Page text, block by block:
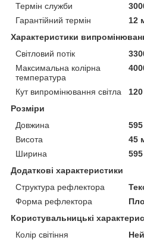
Термін служби
Гарантійний термін
12
Характеристики
Світловий потік
Максимальна колірна
температура
Кут випромінювання світла
Розміри
Довжина
Висота
45
Ширина
Додаткові характеристики
Структура рефлектора
Форма рефлектора
Користувальницькі
Колір світіння